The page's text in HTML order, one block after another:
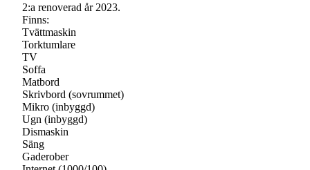
2:a renoverad år 2023.
Finns:
Tvättmaskin
Torktumlare
TV
Soffa
Matbord
Skrivbord (sovrummet)
Mikro (inbyggd)
Ugn (inbyggd)
Dismaskin
Säng
Gaderober